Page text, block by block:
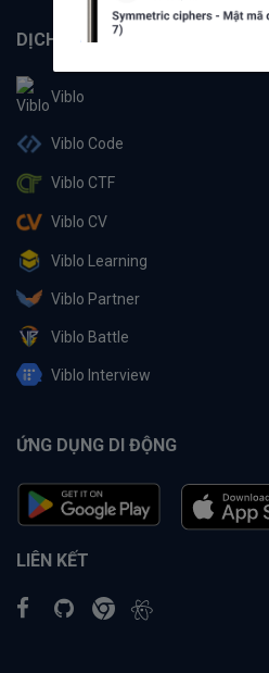
DỊCH VỤ
Viblo
Viblo Code
Viblo CTF
Viblo CV
Viblo Learning
Viblo Partner
Viblo Battle
Viblo Interview
ỨNG DỤNG DI ĐỘNG
LIÊN KẾT